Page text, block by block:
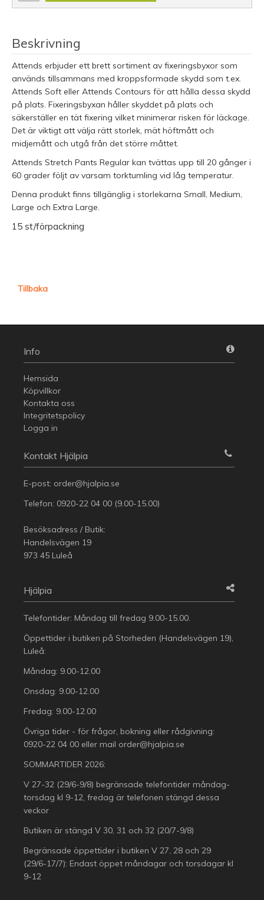
Beskrivning
Attends erbjuder ett brett sortiment av fixeringsbyxor som
används tillsammans med kroppsformade skydd som t.ex.
Attends Soft eller Attends Contours för att hålla dessa skydd
på plats. Fixeringsbyxan håller skyddet på plats och
säkerställer en tät fixering vilket minimerar risken för läckage.
Det är viktigt att välja rätt storlek, mät höftmått och
midjemått och utgå från det större måttet.
Attends Stretch Pants Regular kan tvättas upp till 20 gånger i
60 grader följt av varsam torktumling vid låg temperatur.
Denna produkt finns tillgänglig i storlekarna Small, Medium,
Large och Extra Large.
15 st/förpackning
Tillbaka
Info
Hemsida
Köpvillkor
Kontakta oss
Integritetspolicy
Logga in
Kontakt Hjälpia
E-post: order@hjalpia.se
Telefon: 0920-22 04 00 (9.00-15.00)
Besöksadress / Butik:
Handelsvägen 19
973 45 Luleå
Hjälpia
Telefontider: Måndag till fredag 9.00-15.00.
Öppettider i butiken på Storheden (Handelsvägen 19),
Luleå:
Måndag: 9.00-12.00
Onsdag: 9.00-12.00
Fredag: 9.00-12.00
Övriga tider - för frågor, bokning eller rådgivning:
0920-22 04 00 eller mail order@hjalpia.se
SOMMARTIDER 2026:
V 27-32 (29/6-9/8) begränsade telefontider måndag-
torsdag kl 9-12, fredag är telefonen stängd dessa
veckor
Butiken är stängd V 30, 31 och 32 (20/7-9/8)
Begränsade öppettider i butiken V 27, 28 och 29
(29/6-17/7): Endast öppet måndagar och torsdagar kl
9-12